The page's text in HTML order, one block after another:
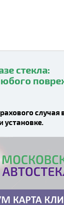
о
стекла:
случая
установке.